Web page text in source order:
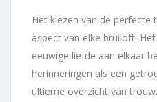
Het kiezen van de perfecte
aspect van elke bruiloft.
eeuwige liefde aan elkaar
herinneringen als een
ultieme overzicht van